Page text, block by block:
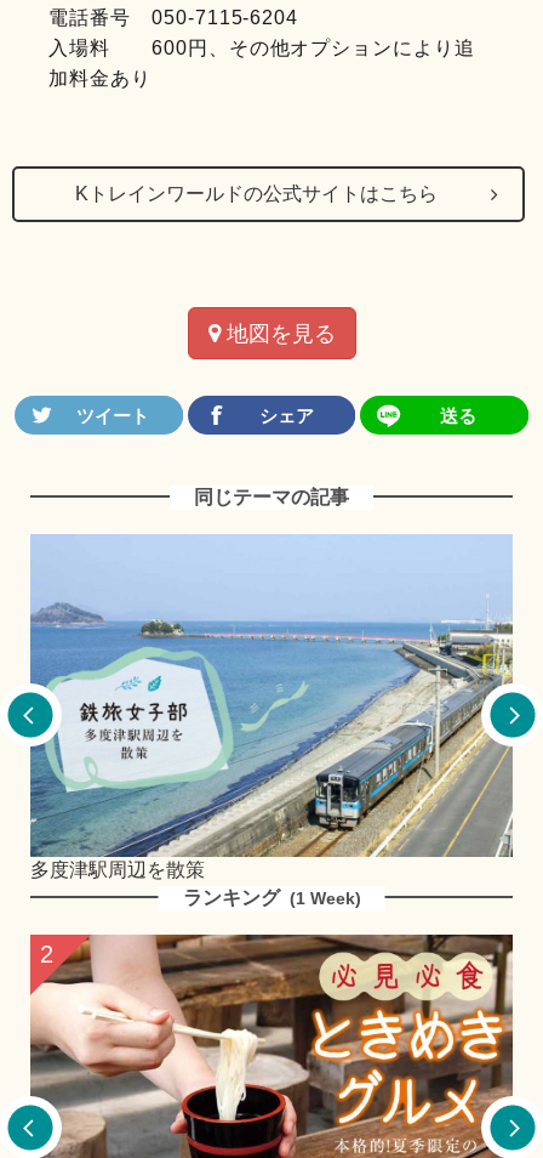
電話番号 050-7115-6204
入場料 600円、その他オプションにより追
加料金あり
Kトレインワールドの公式サイトはこちら
地図を見る
同じテーマの記事
多度津駅周辺を散策
ランキング (1 Week)
2